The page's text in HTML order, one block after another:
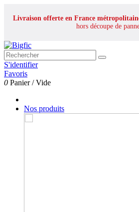
Livraison offerte en France
hors découpe de
S'identifier
Favoris
0 Panier /Vide
Nos produits